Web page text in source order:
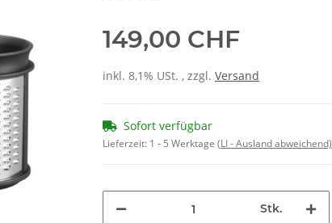
149,00 CHF
inkl. 8,1% USt. , zzgl. Versand
Sofort verfügbar
Lieferzeit: 1 - 5 Werktage (LI - Ausland abweichend)
Stk.